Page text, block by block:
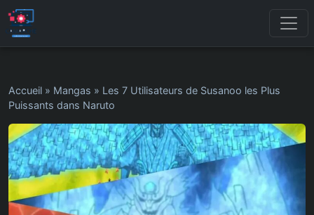
Accueil » Mangas » Les 7 Utilisateurs de Susanoo les Plus
Puissants dans Naruto